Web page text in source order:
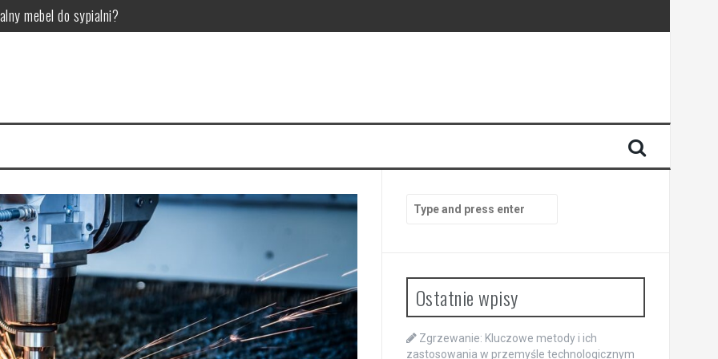
mebel do sypialni?
samochodu
ten gatunek gier jest tak popularny?
w przemyśle technologicznym
for:
Ostatnie wpisy
Zgrzewanie: Kluczowe metody i ich
zastosowania w przemyśle technologicznym